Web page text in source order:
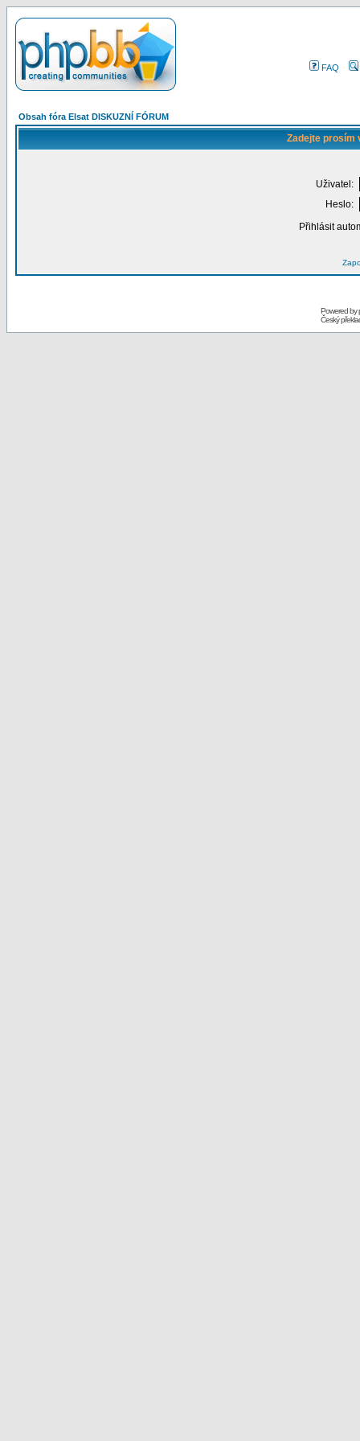
FAQ
Obsah fóra Elsat DISKUZNÍ FÓRUM
Zadejte prosím
Uživatel:
Heslo:
Přihlásit
Powered by
Český